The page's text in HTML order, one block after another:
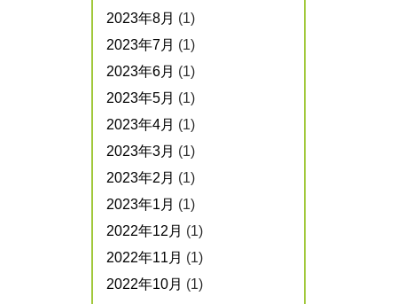
2023年8月 (1)
2023年7月 (1)
2023年6月 (1)
2023年5月 (1)
2023年4月 (1)
2023年3月 (1)
2023年2月 (1)
2023年1月 (1)
2022年12月 (1)
2022年11月 (1)
2022年10月 (1)